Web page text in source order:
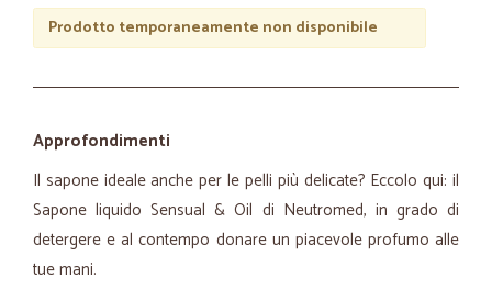
Prodotto temporaneamente non disponibile
Approfondimenti
Il sapone ideale anche per le pelli più delicate? Eccolo qui: il
Sapone liquidoSensual & Oil di Neutromed, in grado di
detergere e al contempo donare un piacevole profumo alle
tue mani.